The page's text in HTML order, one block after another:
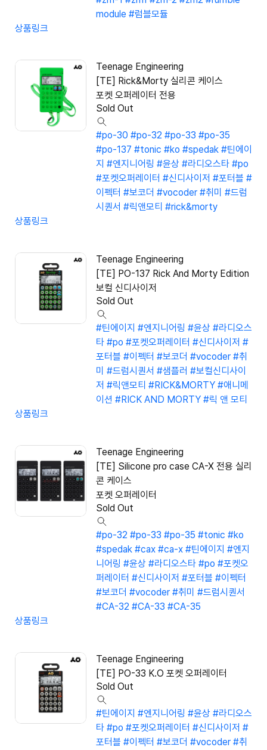
module #럼블모듈
상품링크
Teenage Engineering
[TE] Rick&Morty 실리콘 케이스
포켓 오퍼레이터 전용
Sold Out
#po-30 #po-32 #po-33 #po-35
#po-137 #tonic #ko #spedak #틴에이
지 #엔지니어링 #윤상 #라디오스타 #po
#포켓오퍼레이터 #신디사이저 #포터블 #
이펙터 #보코더 #vocoder #취미 #드럼
시퀀서 #릭앤모티 #rick&morty
상품링크
Teenage Engineering
[TE] PO-137 Rick And Morty Edition
보컬 신디사이저
Sold Out
#틴에이지 #엔지니어링 #윤상 #라디오스
타 #po #포켓오퍼레이터 #신디사이저 #
포터블 #이펙터 #보코더 #vocoder #취
미 #드럼시퀀서 #샘플러 #보컬신디사이
저 #릭앤모티 #RICK&MORTY #애니메
이션 #RICK AND MORTY #릭 앤 모티
상품링크
Teenage Engineering
[TE] Silicone pro case CA-X 전용 실리
콘 케이스
포켓 오퍼레이터
Sold Out
#po-32 #po-33 #po-35 #tonic #ko
#spedak #cax #ca-x #틴에이지 #엔지
니어링 #윤상 #라디오스타 #po #포켓오
퍼레이터 #신디사이저 #포터블 #이펙터
#보코더 #vocoder #취미 #드럼시퀀서
#CA-32 #CA-33 #CA-35
상품링크
Teenage Engineering
[TE] PO-33 K.O 포켓 오퍼레이터
Sold Out
#틴에이지 #엔지니어링 #윤상 #라디오스
타 #po #포켓오퍼레이터 #신디사이저 #
포터블 #이펙터 #보코더 #vocoder #취